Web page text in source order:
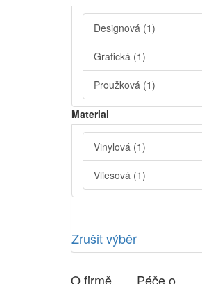
Designová (1)
Grafická (1)
Proužková (1)
Material
Vinylová (1)
Vliesová (1)
Zrušit výběr
O firmě Péče o